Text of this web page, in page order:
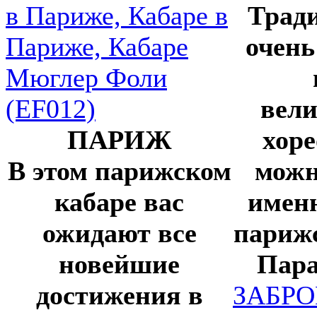
ПАРИЖ
В этом парижском
кабаре вас
ожидают все
новейшие
достижения в